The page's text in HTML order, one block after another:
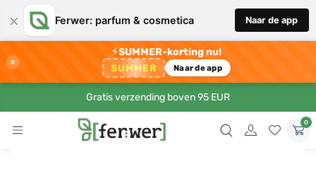
× Ferwer: parfum & cosmetica Naar de app
×
⚡SUMMER-korting nu!
SUMMER Naar de app
Gratis verzending boven 95 EUR
0